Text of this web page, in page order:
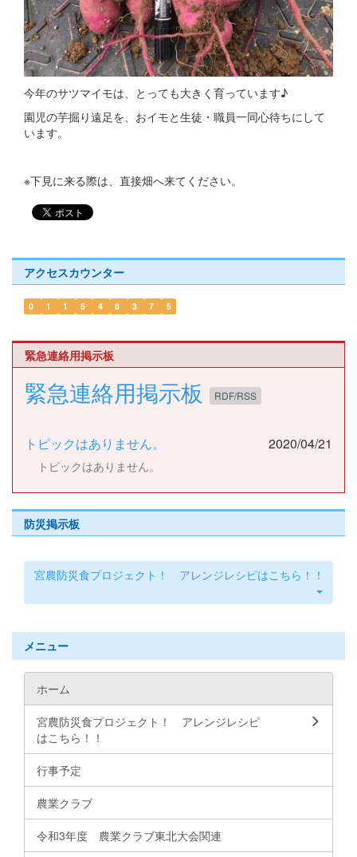
今年のサツマイモは、とっても大きく育っています♪
園児の芋掘り遠足を、おイモと生徒・職員一同心待ちにして
います。
※下見に来る際は、直接畑へ来てください。
アクセスカウンター
0 1 1 5 4 8 3 7 5
緊急連絡用掲示板
緊急連絡用掲示板 RDF/RSS
トピックはありません。 2020/04/21
トピックはありません。
防災掲示板
宮農防災食プロジェクト！ アレンジレシピはこちら！！
メニュー
ホーム
宮農防災食プロジェクト！ アレンジレシピ
はこちら！！
行事予定
農業クラブ
令和3年度 農業クラブ東北大会関連